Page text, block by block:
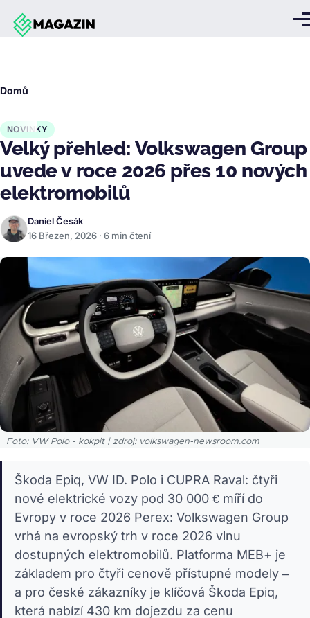
Přejít k hlavnímu obsahu
Domů
NOVINKY
Velký přehled: Volkswagen Group
uvede v roce 2026 přes 10 nových
elektromobilů
Daniel Česák
16 Březen, 2026 · 6 min čtení
Foto: VW Polo - kokpit | zdroj: volkswagen-newsroom.com
Škoda Epiq, VW ID. Polo i CUPRA Raval: čtyři
nové elektrické vozy pod 30 000 € míří do
Evropy v roce 2026 Perex: Volkswagen Group
vrhá na evropský trh v roce 2026 vlnu
dostupných elektromobilů. Platforma MEB+ je
základem pro čtyři cenově přístupné modely –
a pro české zákazníky je klíčová Škoda Epiq,
která nabízí 430 km dojezdu za cenu